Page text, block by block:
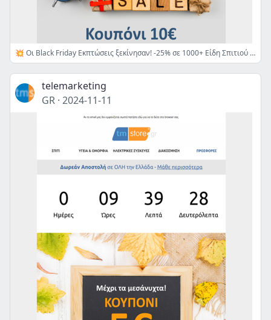
💥 Οι Black Friday Εκπτώσεις ξεκίνησαν! -25% σε 1000+ Είδη Σπιτιού + Εκπτωτικό Κουπόνι 10€ για τις αγορές σου - Μην το χάσεις!
telemarketing
GR · 2024-11-11